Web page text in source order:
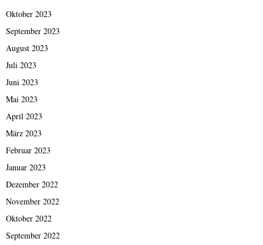
Oktober 2023
September 2023
August 2023
Juli 2023
Juni 2023
Mai 2023
April 2023
März 2023
Februar 2023
Januar 2023
Dezember 2022
November 2022
Oktober 2022
September 2022